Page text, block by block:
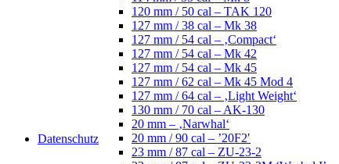
Datenschutz
120 mm / 50 cal – TAK 120
127 mm / 38 cal – Mk 38
127 mm / 54 cal – ‚Compact‘
127 mm / 54 cal – Mk 42
127 mm / 54 cal – Mk 45
127 mm / 62 cal – Mk 45 Mod 4
127 mm / 64 cal – ‚Light Weight‘
130 mm / 70 cal – AK-130
20 mm – ‚Narwhal‘
20 mm / 90 cal – ’20F2′
23 mm / 87 cal – ZU-23-2